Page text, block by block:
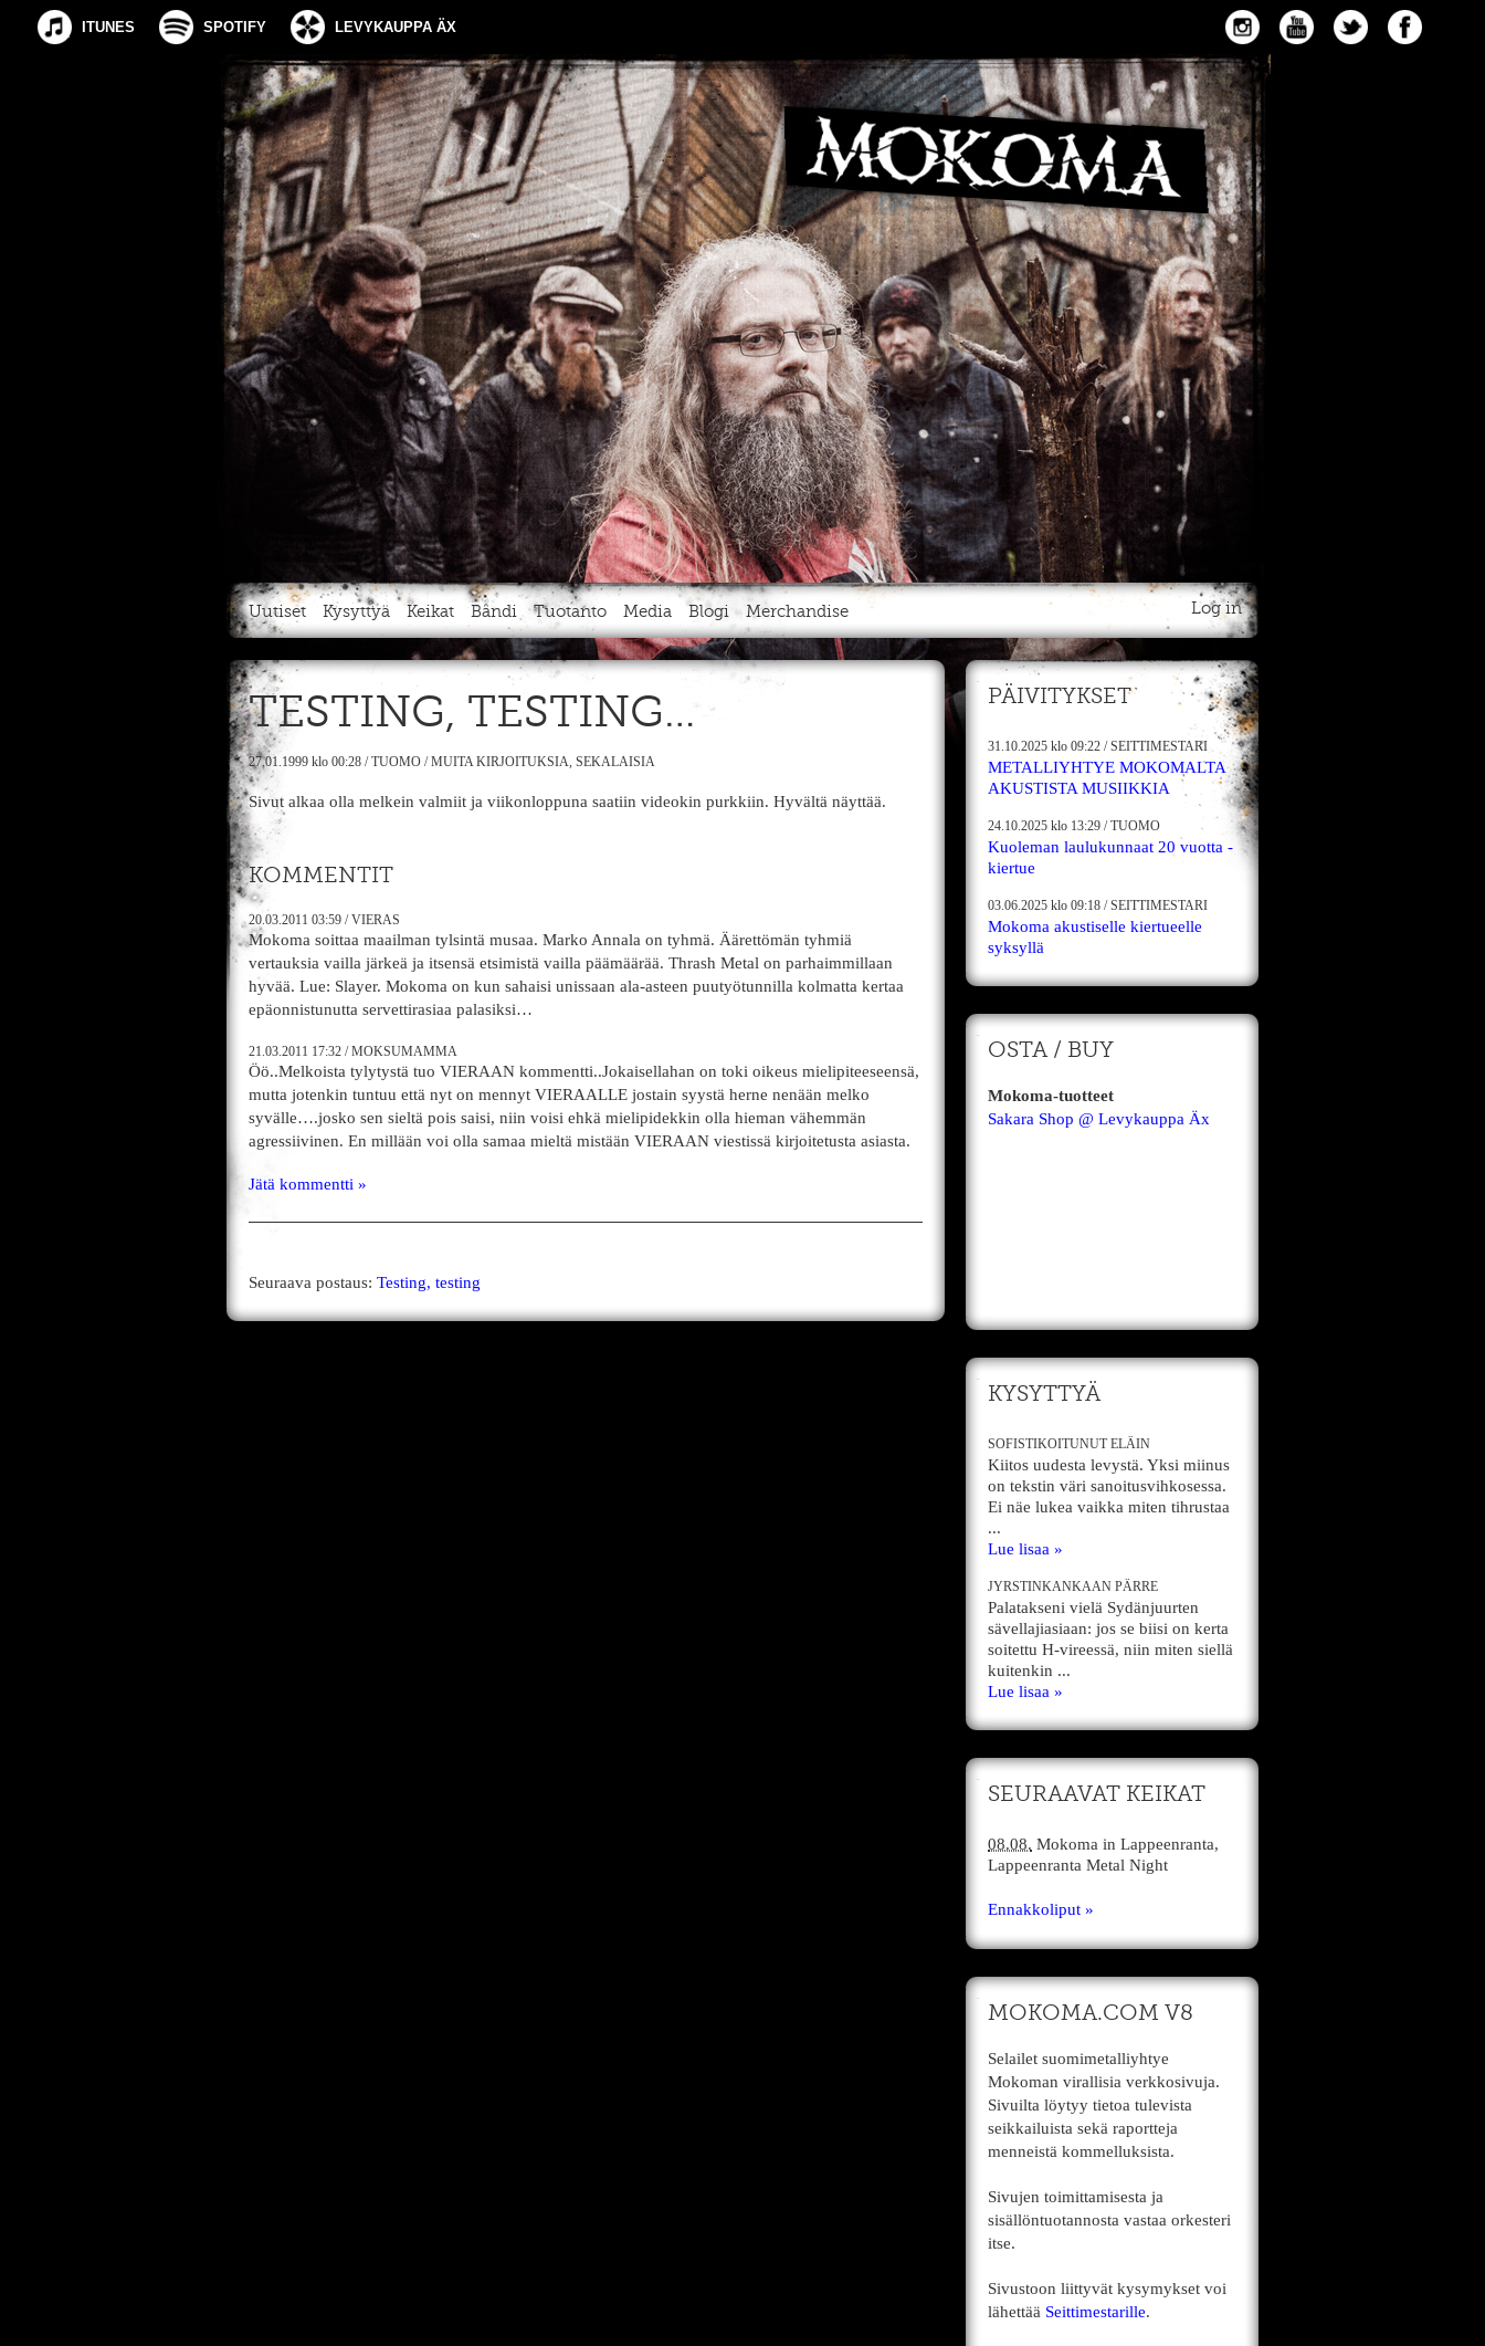
ITUNES SPOTIFY LEVYKAUPPA ÄX
Uutiset Kysyttyä Keikat Bändi Tuotanto Media Blogi Merchandise Log in
TESTING, TESTING…
27.01.1999 klo 00:28 /TUOMO /MUITA KIRJOITUKSIA, SEKALAISIA
Sivut alkaa olla melkein valmiit ja viikonloppuna saatiin videokin purkkiin. Hyvältä näyttää.
KOMMENTIT
20.03.2011 03:59 /VIERAS
Mokoma soittaa maailman tylsintä musaa. Marko Annala on tyhmä. Äärettömän tyhmiä
vertauksia vailla järkeä ja itsensä etsimistä vailla päämäärää. Thrash Metal on parhaimmillaan
hyvää. Lue: Slayer. Mokoma on kun sahaisi unissaan ala-asteen puutyötunnilla kolmatta kertaa
epäonnistunutta servettirasiaa palasiksi…
21.03.2011 17:32 /MOKSUMAMMA
Öö..Melkoista tylytystä tuo VIERAAN kommentti..Jokaisellahan on toki oikeus mielipiteeseensä,
mutta jotenkin tuntuu että nyt on mennyt VIERAALLE jostain syystä herne nenään melko
syvälle….josko sen sieltä pois saisi, niin voisi ehkä mielipidekkin olla hieman vähemmän
agressiivinen. En millään voi olla samaa mieltä mistään VIERAAN viestissä kirjoitetusta asiasta.
Jätä kommentti »
Seuraava postaus: Testing, testing
PÄIVITYKSET
31.10.2025 klo 09:22 /SEITTIMESTARI
METALLIYHTYE MOKOMALTA
AKUSTISTA MUSIIKKIA
24.10.2025 klo 13:29 /TUOMO
Kuoleman laulukunnaat 20 vuotta -
kiertue
03.06.2025 klo 09:18 /SEITTIMESTARI
Mokoma akustiselle kiertueelle
syksyllä
OSTA / BUY
Mokoma-tuotteet
Sakara Shop @ Levykauppa Äx
KYSYTTYÄ
SOFISTIKOITUNUT ELÄIN
Kiitos uudesta levystä. Yksi miinus
on tekstin väri sanoitusvihkosessa.
Ei näe lukea vaikka miten tihrustaa
...
Lue lisaa »
JYRSTINKANKAAN PÄRRE
Palatakseni vielä Sydänjuurten
sävellajiasiaan: jos se biisi on kerta
soitettu H-vireessä, niin miten siellä
kuitenkin ...
Lue lisaa »
SEURAAVAT KEIKAT
08.08. Mokoma in Lappeenranta,
Lappeenranta Metal Night
Ennakkoliput »
MOKOMA.COM V8
Selailet suomimetalliyhtye
Mokoman virallisia verkkosivuja.
Sivuilta löytyy tietoa tulevista
seikkailuista sekä raportteja
menneistä kommelluksista.
Sivujen toimittamisesta ja
sisällöntuotannosta vastaa orkesteri
itse.
Sivustoon liittyvät kysymykset voi
lähettää Seittimestarille.